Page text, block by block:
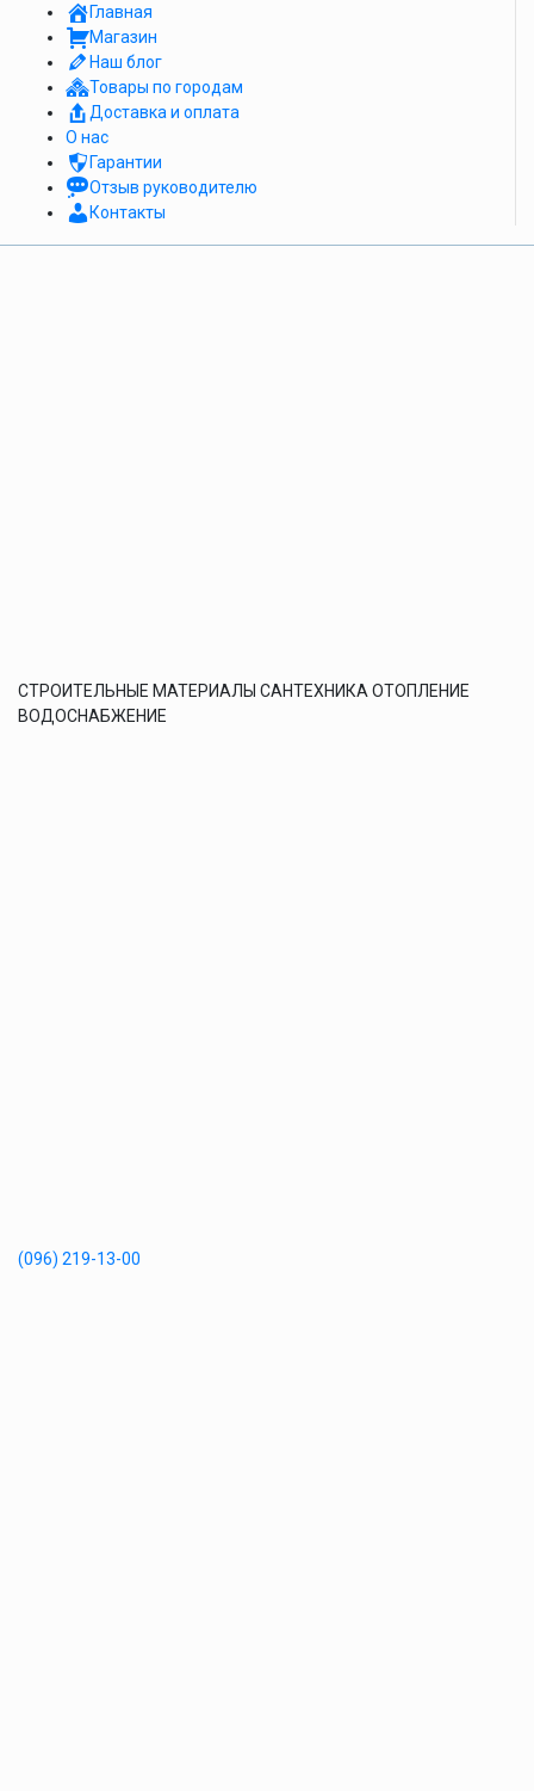
Главная
Магазин
Наш блог
Товары по городам
Доставка и оплата
О нас
Гарантии
Отзыв руководителю
Контакты
СТРОИТЕЛЬНЫЕ МАТЕРИАЛЫ САНТЕХНИКА ОТОПЛЕНИЕ
ВОДОСНАБЖЕНИЕ
(096) 219-13-00